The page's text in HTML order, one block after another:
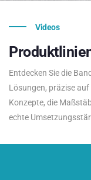
Videos
Entdecken Sie die
Lösungen, präzise
Konzepte, die
echte